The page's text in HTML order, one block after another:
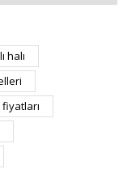
halı